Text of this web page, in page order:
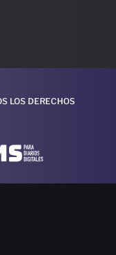
LOS DERECHOS